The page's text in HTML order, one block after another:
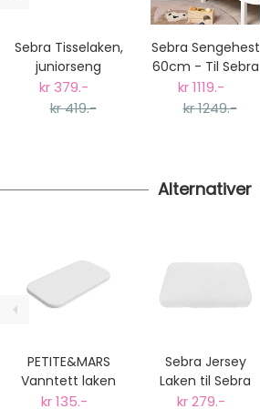
Sebra Tisselaken,
juniorseng
kr 379.-
kr 419.-
Sebra Sengehest
60cm - Til Sebra
seng og andre
senger
kr 1119.-
kr 1249.-
Alternativer
PETITE&MARS
Vanntett laken
(Tisselaken) til
kr 135.-
Sebra Jersey
Laken til Sebra
Babyseng
kr 279.-